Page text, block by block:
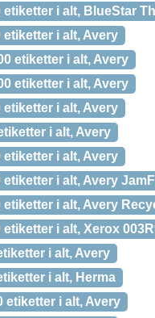
etiketter i alt, BlueStar
etiketter i alt, Avery
etiketter i alt, Avery
etiketter i alt, Avery
etiketter i alt, Avery
i alt, Avery
etiketter i alt, Avery
etiketter i alt, Avery
etiketter i alt, Avery
i alt, Xerox
i alt, Avery
i alt, Herma
etiketter i alt, Avery